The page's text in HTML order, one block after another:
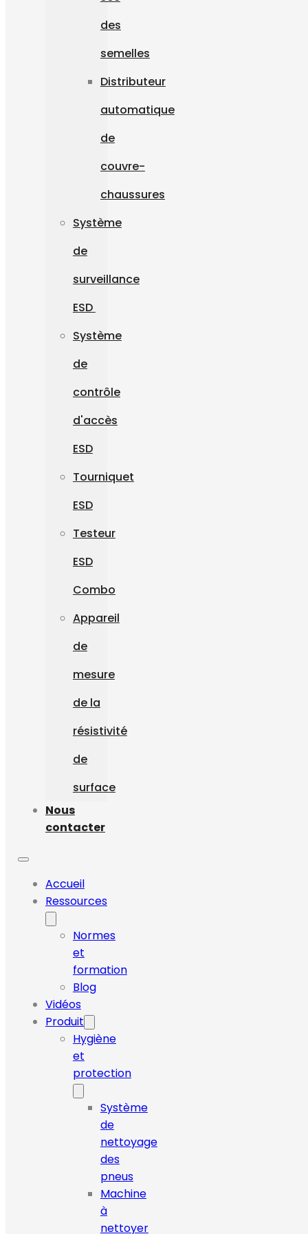
des
semelles
Distributeur
automatique
de
couvre-
chaussures
Système
de
surveillance
ESD
Système
de
contrôle
d'accès
ESD
Tourniquet
ESD
Testeur
ESD
Combo
Appareil
de
mesure
de la
résistivité
de
surface
Nous
contacter
Accueil
Ressources
Normes
et
formation
Blog
Vidéos
Produit
Hygiène
et
protection
Système
de
nettoyage
des
pneus
Machine
à
nettoyer